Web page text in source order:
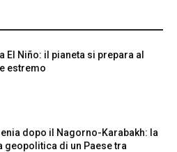
El Niño: il pianeta si prepara al
estremo
dopo il Nagorno-Karabakh: la
geopolitica di un Paese tra